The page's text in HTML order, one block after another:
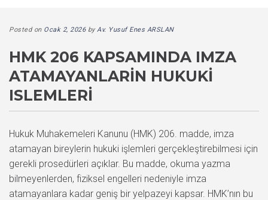
Posted on Ocak 2, 2026byAv. Yusuf Enes ARSLAN
HMK 206 KAPSAMINDA IMZA
ATAMAYANLARIN HUKUKI
ISLEMLERI
Hukuk Muhakemeleri Kanunu (HMK) 206. madde, imza
atamayan bireylerin hukuki işlemleri gerçekleştirebilmesi için
gerekli prosedürleri açıklar. Bu madde, okuma yazma
bilmeyenlerden, fiziksel engelleri nedeniyle imza
atamayanlara kadar geniş bir yelpazeyi kapsar. HMK’nın bu